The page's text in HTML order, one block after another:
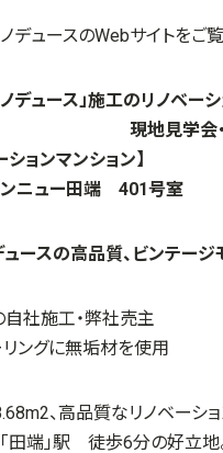
デュースのWebサイトをご
ノデュース」施工のリノベー
学会・リノベ
ションマンション】
ンニュー田端 401号室
ースの高品質、ビンテー
社施工・弊社売主
ングに無垢材を使用
、高品質なリノベーショ
田端」駅 徒歩6分の好立地